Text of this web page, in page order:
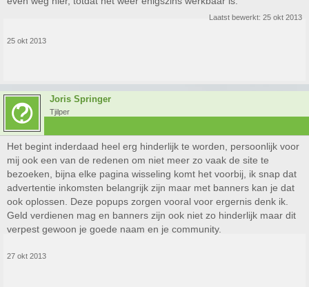
Laatst bewerkt: 25 okt 2013
25 okt 2013
Joris Springer
Tjilper
Het begint inderdaad heel erg hinderlijk te worden, persoonlijk voor
mij ook een van de redenen om niet meer zo vaak de site te
bezoeken, bijna elke pagina wisseling komt het voorbij, ik snap dat
advertentie inkomsten belangrijk zijn maar met banners kan je dat
ook oplossen. Deze popups zorgen vooral voor ergernis denk ik.
Geld verdienen mag en banners zijn ook niet zo hinderlijk maar dit
verpest gewoon je goede naam en je community.
27 okt 2013